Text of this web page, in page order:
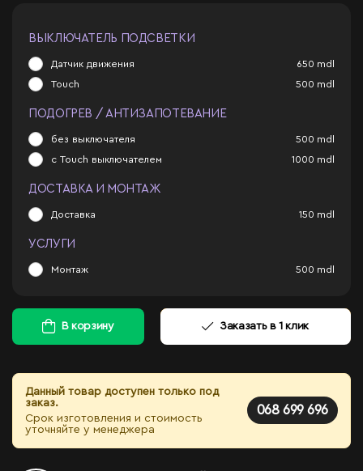
ВЫКЛЮЧАТЕЛЬ ПОДСВЕТКИ
Датчик движения 650 mdl
Touch 500 mdl
ПОДОГРЕВ / АНТИЗАПОТЕВАНИЕ
без выключателя 500 mdl
с Touch выключателем 1000 mdl
ДОСТАВКА И МОНТАЖ
Доставка 150 mdl
УСЛУГИ
Монтаж 500 mdl
В корзину Заказать в 1 клик
Данный товар доступен только под
заказ.
Срок изготовления и стоимость
уточняйте у менеджера
068 699 696